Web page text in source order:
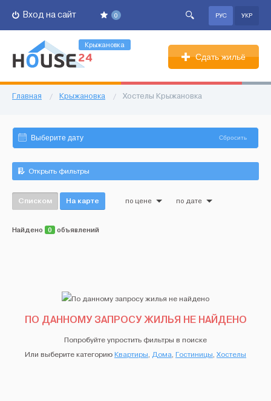
0
Вход на сайт РУС УКР
Крыжановка
Сдать жильё
Главная / Крыжановка / Хостелы Крыжановка
Сбросить
Открыть фильтры
Списком На карте по цене по дате
Найдено 0 объявлений
ПО ДАННОМУ ЗАПРОСУ ЖИЛЬЯ НЕ НАЙДЕНО
Попробуйте упростить фильтры в поиске
Или выберите категориюКвартиры, Дома, Гостиницы, Хостелы